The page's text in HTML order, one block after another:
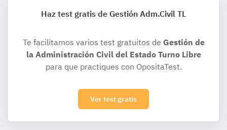
Haz test gratis de Gestión Adm.Civil TL
Te facilitamos varios test gratuitos de Gestión de
la Administración Civil del Estado Turno Libre
para que practiques con OpositaTest.
Ver test gratis